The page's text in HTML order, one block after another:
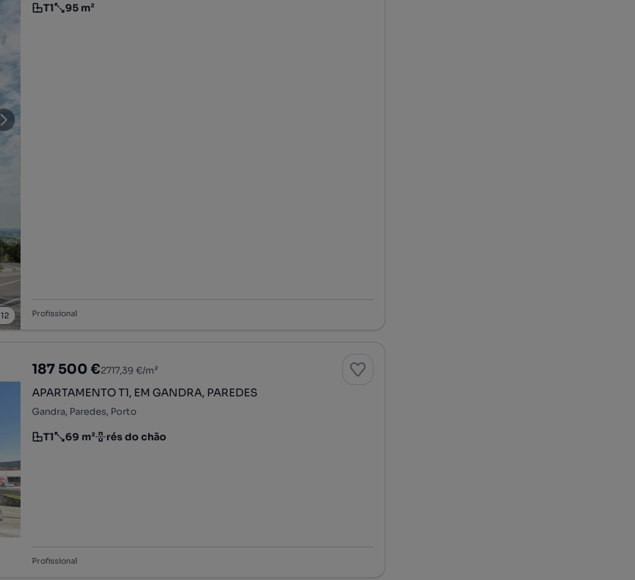
12
Tipologia
T1
Preço por metro quadrado
95 m²
Profissional
187 500 €2717,39 €/m²
APARTAMENTO T1, EM GANDRA, PAREDES
Gandra, Paredes, Porto
Tipologia
T1
Preço por metro quadrado
69 m²
Andar rés do chão
Profissional